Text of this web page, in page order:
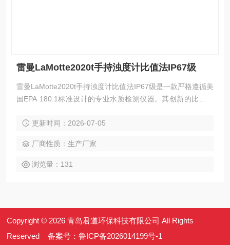
雷曼LaMotte2020t手持浊度计比值法IP67级
雷曼LaMotte2020t手持浊度计比值法IP67级是一款严格遵循美
国EPA 180.1标准设计的专业水质检测仪器。其创新的比值光
影响，在饮用水、工业水处理及环境监测领域提供从0.05NTU
换、七种操作语言及500组数据存储功能，配合IP67级防水机
身与锂电供电，无论实验室台面还是野外现
更新时间：2026-07-05
厂商性质：生产厂家
浏览量：131
Copyright © 2026 青岛君道环保科技有限公司 All Rights
Reserved 备案号：鲁ICP备2026014199号-1